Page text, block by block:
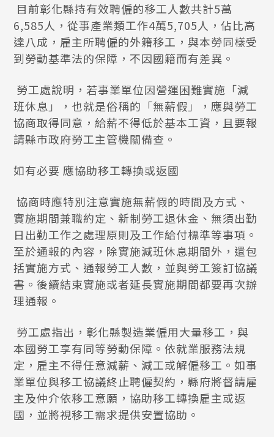
目前彰化縣持有效聘僱的移工人數共計5萬
6,585人，從事產業類工作4萬5,705人，佔比高
達八成，雇主所聘僱的外籍移工，與本勞同樣受
到勞動基準法的保障，不因國籍而有差異。
勞工處說明，若事業單位因營運困難實施「減
班休息」，也就是俗稱的「無薪假」，應與勞工
協商取得同意，給薪不得低於基本工資，且要報
請縣市政府勞工主管機關備查。
如有必要 應協助移工轉換或返國
協商時應特別注意實施無薪假的時間及方式、
實施期間兼職約定、新制勞工退休金、無須出勤
日出勤工作之處理原則及工作給付標準等事項。
至於通報的內容，除實施減班休息期間外，還包
括實施方式、通報勞工人數，並與勞工簽訂協議
書。後續結束實施或者延長實施期間都要再次辦
理通報。
勞工處指出，彰化縣製造業僱用大量移工，與
本國勞工享有同等勞動保障。依就業服務法規
定，雇主不得任意減薪、減工或解僱移工。如事
業單位與移工協議終止聘僱契約，縣府將督請雇
主及仲介依移工意願，協助移工轉換雇主或返
國，並將視移工需求提供安置協助。